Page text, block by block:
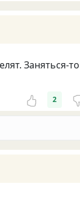
Заняться-то
2